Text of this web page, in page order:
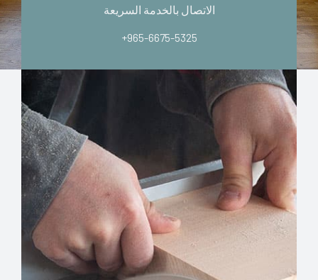
الاتصال بالخدمة السريعة
+965-6675-5325